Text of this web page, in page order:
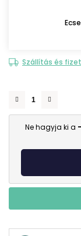
Szállítás és
Ne hagyja ki a